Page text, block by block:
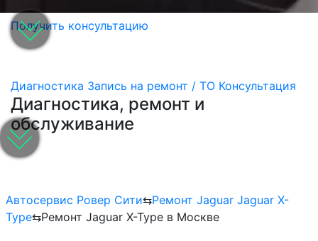
Получить консультацию
Диагностика Запись на ремонт / ТО Консультация
Диагностика, ремонт и
обслуживание
Автосервис Ровер Сити⇆Ремонт Jaguar Jaguar X-
Type⇆Ремонт Jaguar X-Type в Москве